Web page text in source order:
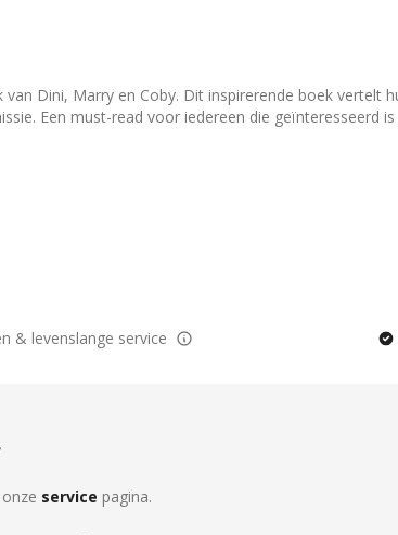
Dini, Marry en Coby. Dit inspirerende boek vertelt
Een must-read voor iedereen die geïnteresseerd
& levenslange service
service pagina.